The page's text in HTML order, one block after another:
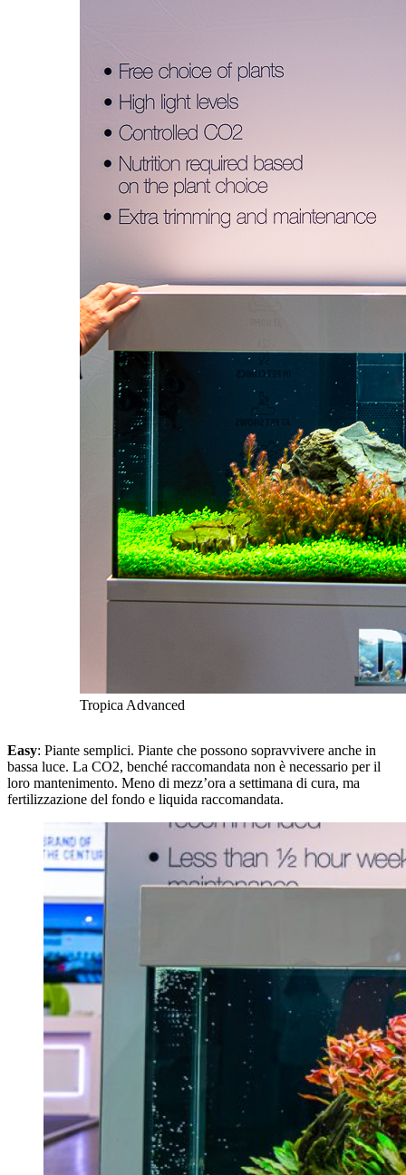
Tropica Advanced
Easy: Piante semplici. Piante che possono sopravvivere anche in
bassa luce. La CO2, benché raccomandata non è necessario per il
loro mantenimento. Meno di mezz’ora a settimana di cura, ma
fertilizzazione del fondo e liquida raccomandata.